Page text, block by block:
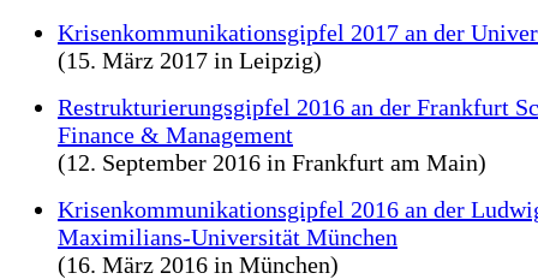
Krisenkommunikationsgipfel 2017 an der
(15. März 2017 in Leipzig)
Restrukturierungsgipfel 2016 an der Frankfurt
Finance & Management
(12. September 2016 in Frankfurt am Main)
Krisenkommunikationsgipfel 2016 an der
Maximilians-Universität München
(16. März 2016 in München)